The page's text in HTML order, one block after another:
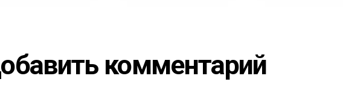
Добавить комментарий